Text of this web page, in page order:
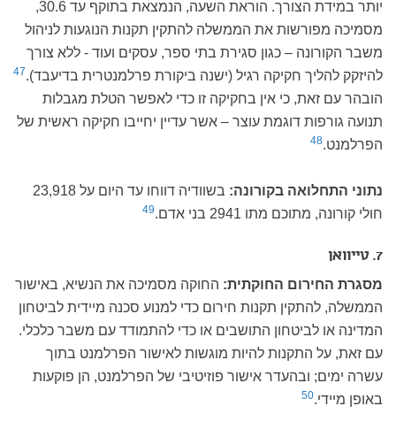
יותר במידת הצורך. הוראת השעה, הנמצאת בתוקף עד 30.6,
מסמיכה מפורשות את הממשלה להתקין תקנות הנוגעות לניהול
משבר הקורונה – כגון סגירת בתי ספר, עסקים ועוד - ללא צורך
להיזקק להליך חקיקה רגיל (ישנה ביקורת פרלמנטרית בדיעבד).47
הובהר עם זאת, כי אין בחקיקה זו כדי לאפשר הטלת מגבלות
תנועה גורפות דוגמת עוצר – אשר עדיין יחייבו חקיקה ראשית של
הפרלמנט.48
נתוני התחלואה בקורונה:
בשוודיה דווחו עד היום על 23,918
חולי קורונה, מתוכם מתו 2941 בני אדם.
49
7. טייוואן
מסגרת החירום החוקתית: החוקה מסמיכה את הנשיא, באישור
הממשלה, להתקין תקנות חירום כדי למנוע סכנה מיידית לביטחון
המדינה או לביטחון התושבים או כדי להתמודד עם משבר כלכלי.
עם זאת, על התקנות להיות מוגשות לאישור הפרלמנט בתוך
עשרה ימים; ובהעדר אישור פוזיטיבי של הפרלמנט, הן פוקעות
באופן מיידי.50